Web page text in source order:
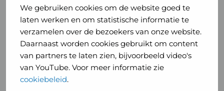
We gebruiken cookies om de website goed te
laten werken en om statistische informatie te
verzamelen over de bezoekers van onze website.
Daarnaast worden cookies gebruikt om content
van partners te laten zien, bijvoorbeeld video's
van YouTube. Voor meer informatie zie
cookiebeleid.
of
GGD
GHOR
Nederland
of
GGD
GHOR
Nederland
GGD Reizen op social media
GGD Reizen